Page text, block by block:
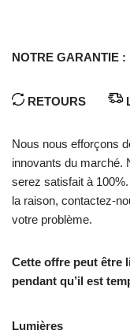
NOTRE GARANTIE :
RETOURS
Nous nous efforçons
innovants du marché.
serez satisfait à
la raison, contactez-
votre problème.
Cette offre peut être
pendant qu’il est
Lumières